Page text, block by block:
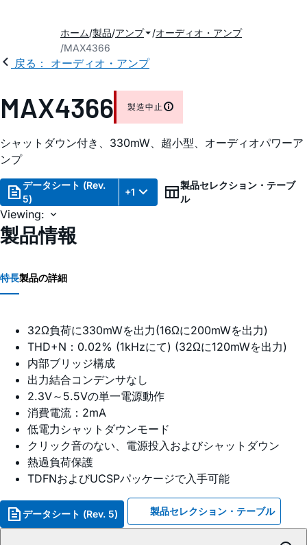
ホーム 製品 アンプ
オーディオ・アンプ
MAX4366
戻る： オーディオ・アンプ
MAX4366 製造中止
シャットダウン付き、330mW、超小型、オーディオパワーア
ンプ
データシート (Rev.
5)
+1
製品セレクション・テーブ
ル
Viewing:
製品情報
特長製品の詳細
32Ω負荷に330mWを出力(16Ωに200mWを出力)
THD+N：0.02% (1kHzにて) (32Ωに120mWを出力)
内部ブリッジ構成
出力結合コンデンサなし
2.3V～5.5Vの単一電源動作
消費電流：2mA
低電力シャットダウンモード
クリック音のない、電源投入およびシャットダウン
熱過負荷保護
TDFNおよびUCSPパッケージで入手可能
データシート (Rev. 5) 製品セレクション・テーブル